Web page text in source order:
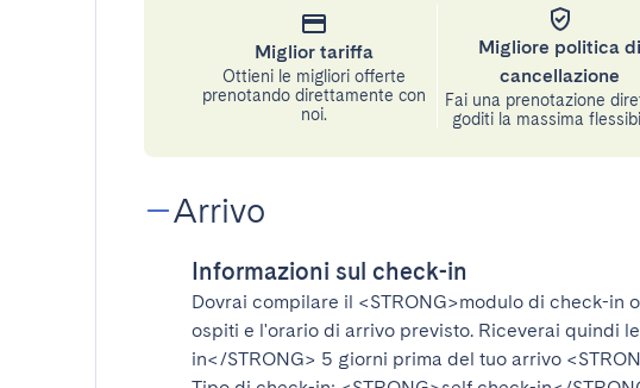
Miglior tariffa
Ottieni le migliori offerte
prenotando direttamente con
noi.
Migliore politica di
cancellazione
Fai una prenotazione
goditi la massima
Arrivo
Informazioni sul check-in
Dovrai compilare il <STRONG>modulo di check-in
ospiti e l'orario di arrivo previsto. Riceverai quindi le
in</STRONG> 5 giorni prima del tuo arrivo